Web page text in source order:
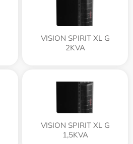
VISION SPIRIT XL G
2KVA
VISION SPIRIT XL G
1,5KVA